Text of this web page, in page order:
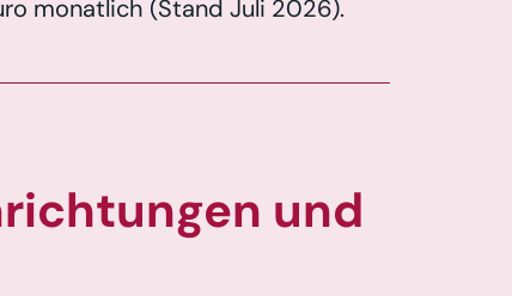
monatlich (Stand Juli 2026).
und